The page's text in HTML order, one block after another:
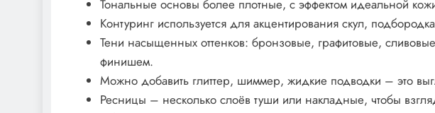
Тональные основы более плотные, с эффектом идеальной
Контуринг используется для акцентирования скул,
Тени насыщенных оттенков: бронзовые, графитовые,
финишем.
Можно добавить глиттер, шиммер, жидкие подводки – это
Ресницы – несколько слоёв туши или накладные, чтобы